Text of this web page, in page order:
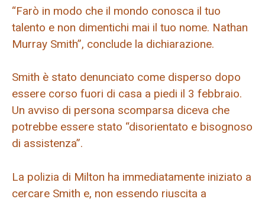
“Farò in modo che il mondo conosca il tuo
talento e non dimentichi mai il tuo nome. Nathan
Murray Smith”, conclude la dichiarazione.
Smith è stato denunciato come disperso dopo
essere corso fuori di casa a piedi il 3 febbraio.
Un avviso di persona scomparsa diceva che
potrebbe essere stato “disorientato e bisognoso
di assistenza”.
La polizia di Milton ha immediatamente iniziato a
cercare Smith e, non essendo riuscita a